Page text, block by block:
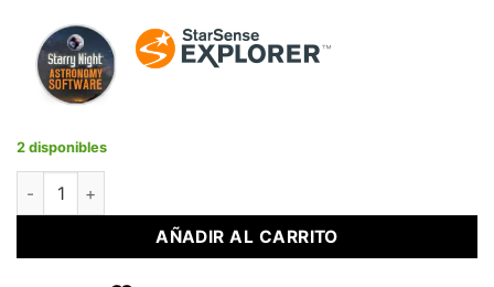
2 disponibles
Telescopio StarSense Explorer DX 130 cantidad
AÑADIR AL CARRITO